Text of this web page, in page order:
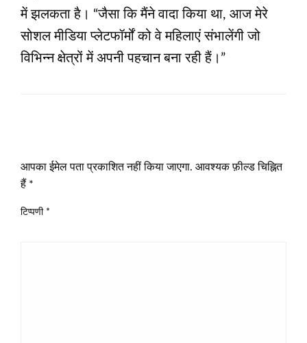
में झलकता है। “जैसा कि मैंने वादा किया था, आज मेरे
सोशल मीडिया प्लेटफॉर्मों को वे महिलाएं संभालेंगी जो
विभिन्न क्षेत्रों में अपनी पहचान बना रही हैं।”
आपका ईमेल पता प्रकाशित नहीं किया जाएगा. आवश्यक फ़ील्ड चिह्नित
हैं *
टिप्पणी *